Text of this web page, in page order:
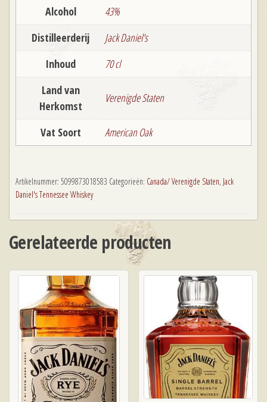
Alcohol
43%
Distilleerderij
Jack Daniel's
Inhoud
70 cl
Land van
Herkomst
Verenigde Staten
Vat Soort American Oak
Artikelnummer: 5099873018583 Categorieën: Canada/ Verenigde Staten, Jack
Daniel's Tennessee Whiskey
Gerelateerde producten